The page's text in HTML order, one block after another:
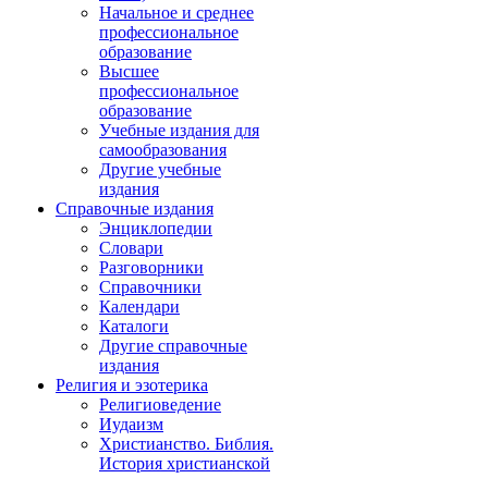
Начальное и среднее
профессиональное
образование
Высшее
профессиональное
образование
Учебные издания для
самообразования
Другие учебные
издания
Справочные издания
Энциклопедии
Словари
Разговорники
Справочники
Календари
Каталоги
Другие справочные
издания
Религия и эзотерика
Религиоведение
Иудаизм
Христианство. Библия.
История христианской